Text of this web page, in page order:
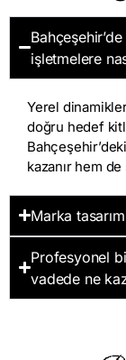
işletmelere
Yerel
doğru hedef
kazanır hem de
Marka
Profesyonel
vadede ne